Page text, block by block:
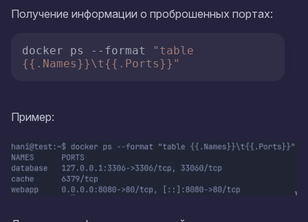
Получение информации о проброшенных портах:
docker ps --format
"table
{{.Names}}\t{{.Ports}}"
Пример: